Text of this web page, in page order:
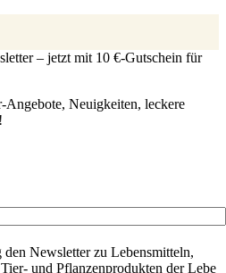
– jetzt mit 10 €-Gutschein für
Neuigkeiten, leckere
Newsletter zu Lebensmitteln,
und Pflanzenprodukten der Lebe